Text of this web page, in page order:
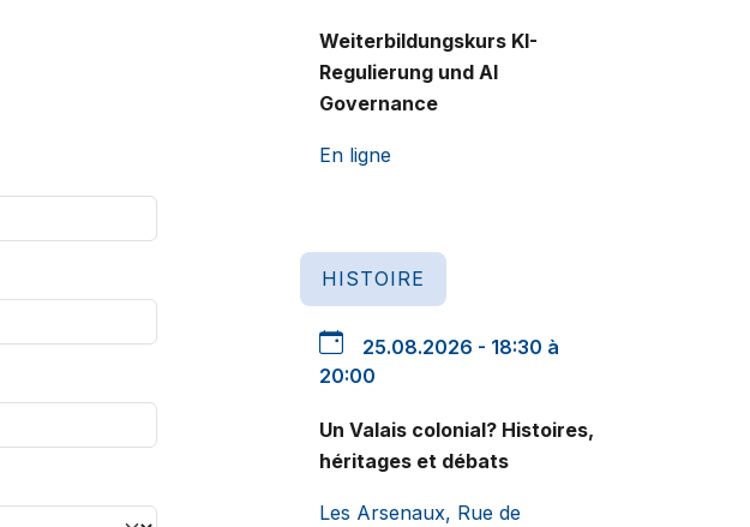
Weiterbildungskurs KI-
Regulierung und AI
Governance
En ligne
HISTOIRE
25.08.2026 - 18:30 à
20:00
Un Valais colonial? Histoires,
héritages et débats
Les Arsenaux, Rue de